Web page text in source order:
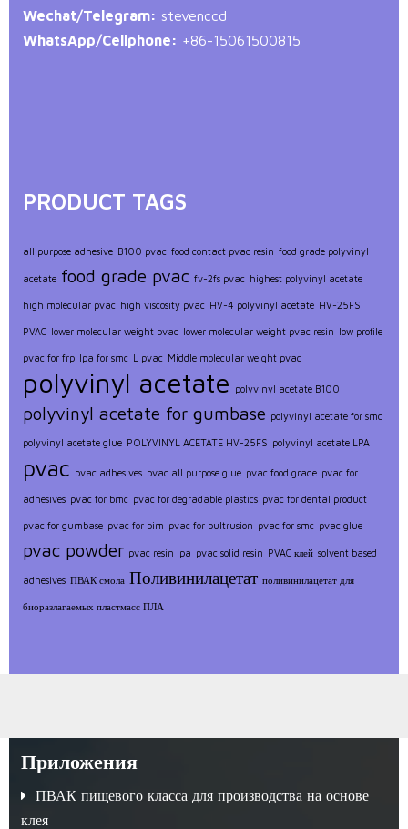
Wechat/Telegram: stevenccd
WhatsApp/Cellphone: +86-15061500815
PRODUCT TAGS
all purpose adhesive B100 pvac food contact pvac resin food grade polyvinyl
acetate food grade pvac fv-2fs pvac highest polyvinyl acetate
high molecular pvac high viscosity pvac HV-4 polyvinyl acetate HV-25FS
PVAC lower molecular weight pvac lower molecular weight pvac resin low profile
pvac for frp lpa for smc L pvac Middle molecular weight pvac
polyvinyl acetate polyvinyl acetate B100
polyvinyl acetate for gumbase polyvinyl acetate for smc
polyvinyl acetate glue POLYVINYL ACETATE HV-25FS polyvinyl acetate LPA
pvac pvac adhesives pvac all purpose glue pvac food grade pvac for
adhesives pvac for bmc pvac for degradable plastics pvac for dental product
pvac for gumbase pvac for pim pvac for pultrusion pvac for smc pvac glue
pvac powder pvac resin lpa pvac solid resin PVAC клей solvent based
adhesives ПВАК смола Поливинилацетат поливинилацетат для
биоразлагаемых пластмасс ПЛА
Приложения
ПВАК пищевого класса для производства на основе
клея